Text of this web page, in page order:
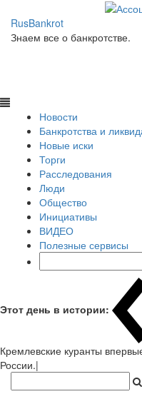
RusBankrot
Знаем все о банкротстве.
Новости
Банкротства и
Новые иски
Торги
Расследования
Люди
Общество
Инициативы
ВИДЕО
Полезные сервисы
Этот день в истории:
Кремлевские куранты
России.|